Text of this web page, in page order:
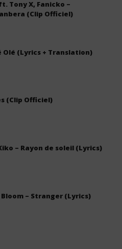
Tony X, Fanicko –
(Clip Officiel)
Olé (Lyrics + Translation)
(Clip Officiel)
– Rayon de soleil (Lyrics)
– Stranger (Lyrics)